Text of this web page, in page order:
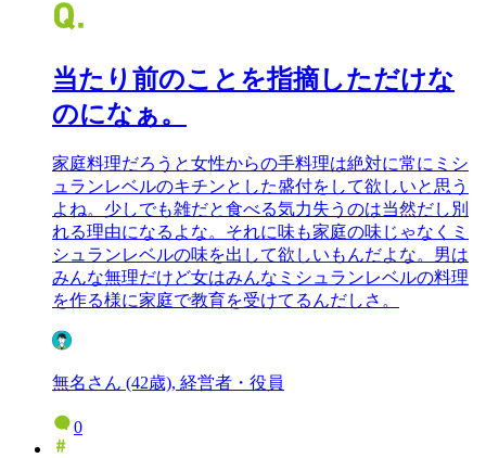
当たり前のことを指摘しただけな
のになぁ。
家庭料理だろうと女性からの手料理は絶対に常にミシ
ュランレベルのキチンとした盛付をして欲しいと思う
よね。少しでも雑だと食べる気力失うのは当然だし別
れる理由になるよな。それに味も家庭の味じゃなくミ
シュランレベルの味を出して欲しいもんだよな。男は
みんな無理だけど女はみんなミシュランレベルの料理
を作る様に家庭で教育を受けてるんだしさ。
無名さん (42歳), 経営者・役員
0